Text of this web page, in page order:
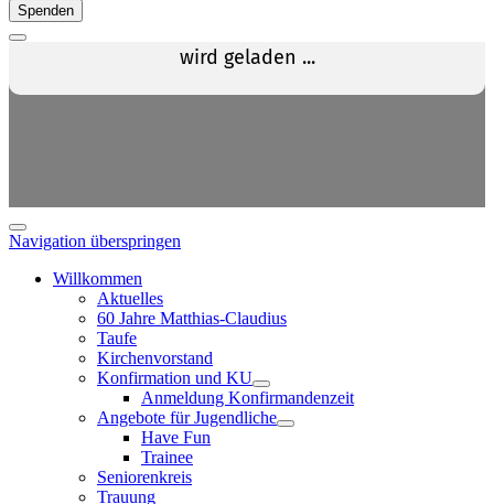
Spenden
Navigation überspringen
Willkommen
Aktuelles
60 Jahre Matthias-Claudius
Taufe
Kirchenvorstand
Konfirmation und KU
Anmeldung Konfirmandenzeit
Angebote für Jugendliche
Have Fun
Trainee
Seniorenkreis
Trauung